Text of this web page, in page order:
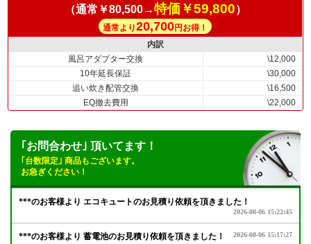
（通常￥80,500→特価￥59,800）
通常より20,700円お得！
内訳
風呂アダプター交換
\12,000
10年延長保証
\30,000
追い炊き配管交換
\16,500
EQ撤去費用
\22,000
｢お問合わせ｣ 頂いてます！
｢台数限定｣ 商品もございます。
お急ぎください！